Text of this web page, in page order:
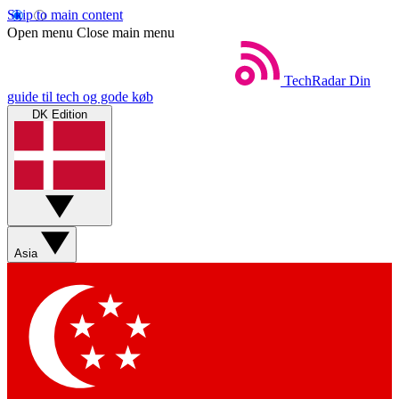
Skip to main content
Open menu Close main menu
TechRadar Din
guide til tech og gode køb
DK Edition
Asia